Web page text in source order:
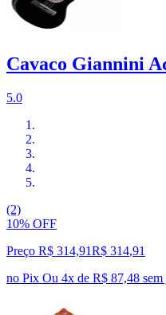
Cavaco Giannini
5.0
(2)
10% OFF
Preço R$ 314,91R$ 314,91
no Pix Ou 4x de R$ 87,48 sem